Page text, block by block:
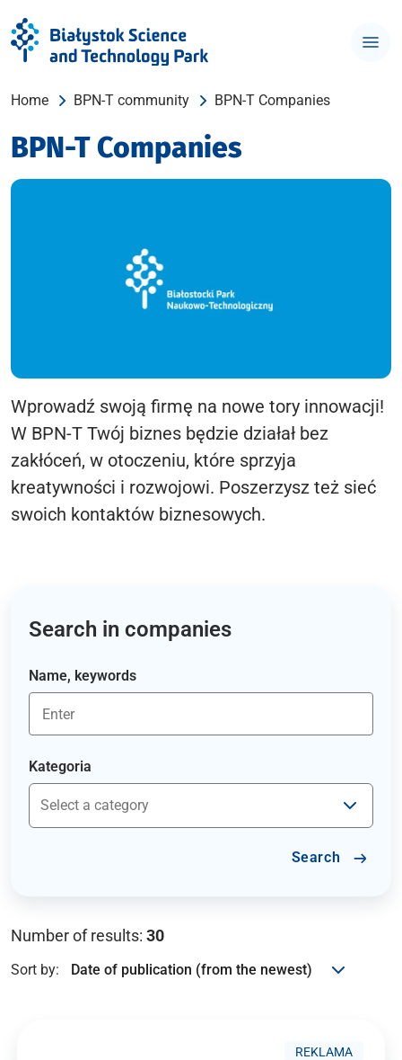
Home BPN-T community BPN-T Companies
BPN-T Companies
Wprowadź swoją firmę na nowe tory innowacji!
W BPN-T Twój biznes będzie działał bez
zakłóceń, w otoczeniu, które sprzyja
kreatywności i rozwojowi. Poszerzysz też sieć
swoich kontaktów biznesowych.
Search in companies
Name, keywords
Kategoria
Search
Number of results: 30
Sort by:
REKLAMA